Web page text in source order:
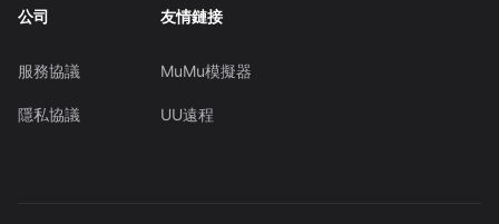
公司
服務協議
隱私協議
友情鏈接
MuMu模擬器
UU遠程